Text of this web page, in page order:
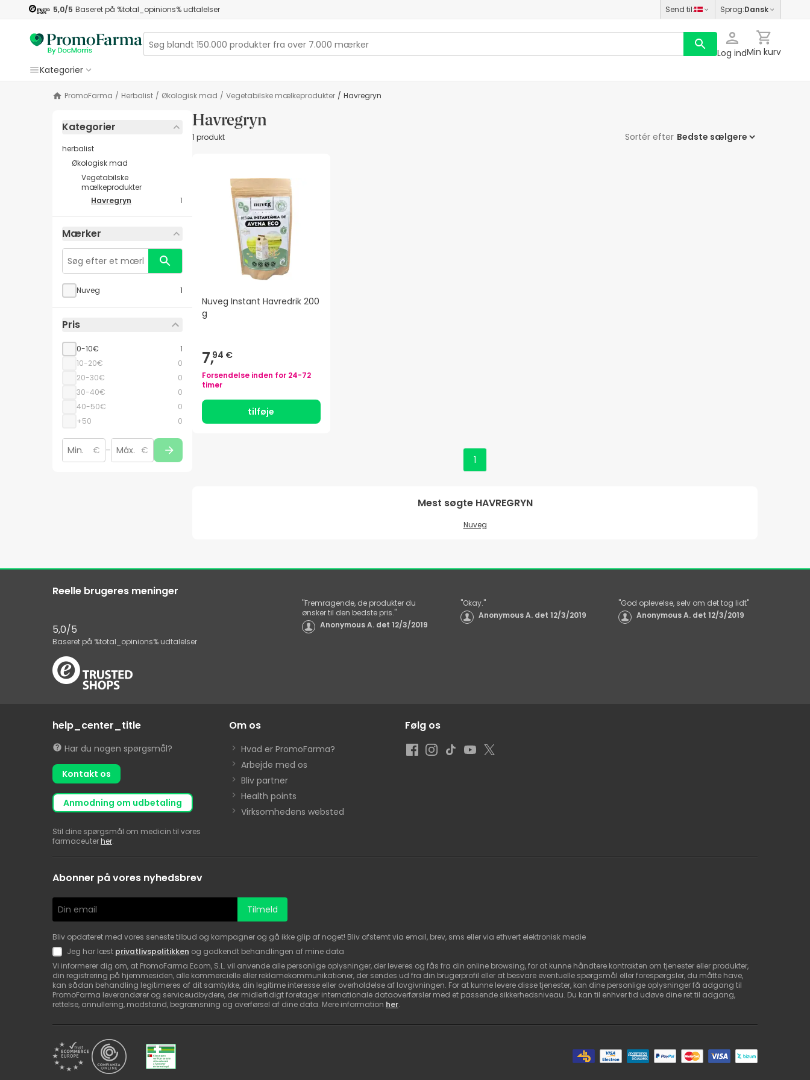
5,0/5 Baseret på %total_opinions%udtalelser Send til: Sprog:Dansk
Log indMin kurv
Kategorier
PromoFarma / herbalist / Økologisk mad / Vegetabilske mælkeprodukter / Havregryn
Kategorier
herbalist
Økologisk mad
Vegetabilske
mælkeprodukter
Havregryn
1
Mærker
Nuveg 1
Pris
0-10€
1
10-20€
0
20-30€
0
30-40€
0
40-50€
0
+50
0
€ – €
Havregryn
1 produkt Sortér efter
Nuveg Instant Havredrik 200
g
7,94 €
Forsendelse inden for 24-72
timer
tilføje
1
Mest søgte HAVREGRYN
Nuveg
Reelle brugeres meninger
5,0/5
Baseret på %total_opinions% udtalelser
"Fremragende, de produkter du
ønsker til den bedste pris."
Anonymous A. det 12/3/2019
"Okay."
Anonymous A. det 12/3/2019
"God oplevelse, selv om det tog lidt"
Anonymous A. det 12/3/2019
help_center_title
Har du nogen spørgsmål?
Kontakt os
anmodning om udbetaling
Stil dine spørgsmål om medicin til vores
farmaceuterher.
Om os
Hvad er PromoFarma?
Arbejde med os
Bliv partner
Health points
Virksomhedens websted
Følg os
Abonner på vores nyhedsbrev
Tilmeld
Bliv opdateret med vores seneste tilbud og kampagner og gå ikke glip af noget! Bliv afstemt via email, brev, sms eller via ethvert elektronisk medie
Jeg har læst privatlivspolitikken og godkendt behandlingen af mine data
Vi informerer dig om, at PromoFarma Ecom, S.L. vil anvende alle personlige oplysninger, der leveres og fås fra din online browsing, for at kunne håndtere kontrakten om tjenester eller produkter,
din registrering på hjemmesiden, alle kommercielle eller reklamekommunikationer, der sendes ud fra din brugerprofil eller at besvare eventuelle spørgsmål eller forespørgsler, du måtte have,
kan sådan behandling legitimeres af dit samtykke, din legitime interesse eller overholdelse af lovgivningen. For at kunne levere disse tjenester, kan dine personlige oplysninger få adgang til
PromoFarma leverandører og serviceudbydere, der midlertidigt foretager internationale dataoverførsler med et passende sikkerhedsniveau. Du kan til enhver tid udøve dine ret til adgang,
rettelse, annullering, modstand, begrænsning og overførsel af dine data. Mere information her.